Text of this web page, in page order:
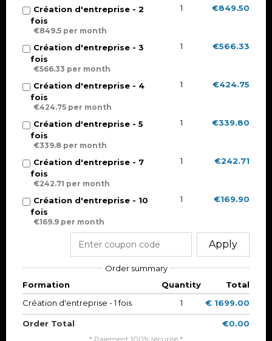
Création d'entreprise - 2
fois
€849.5 per month
1 €849.50
Création d'entreprise - 3
fois
€566.33 per month
1 €566.33
Création d'entreprise - 4
fois
€424.75 per month
1 €424.75
Création d'entreprise - 5
fois
€339.8 per month
1 €339.80
Création d'entreprise - 7
fois
€242.71 per month
1 €242.71
Création d'entreprise - 10
fois
€169.9 per month
1 €169.90
Apply
Order summary
Formation
Quantity
Total
Création d'entreprise - 1 fois
1 € 1699.00
Order Total €0.00
* Paiement 100% sécurisé *